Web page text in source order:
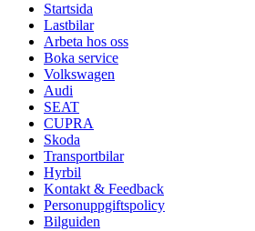
Startsida
Lastbilar
Arbeta hos oss
Boka service
Volkswagen
Audi
SEAT
CUPRA
Skoda
Transportbilar
Hyrbil
Kontakt & Feedback
Personuppgiftspolicy
Bilguiden